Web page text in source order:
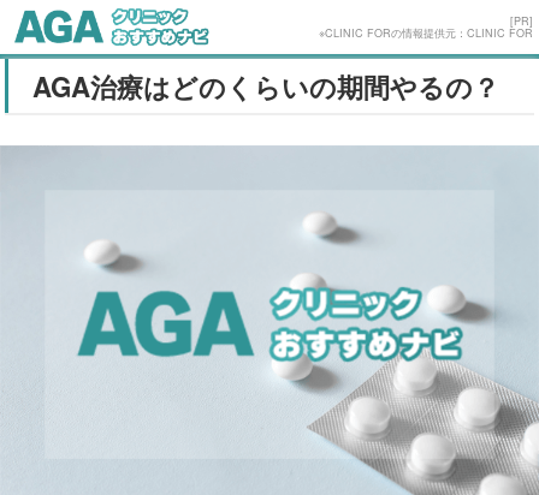
[PR]
※CLINIC FORの情報提供元：CLINIC FOR
AGA治療はどのくらいの期間やるの？